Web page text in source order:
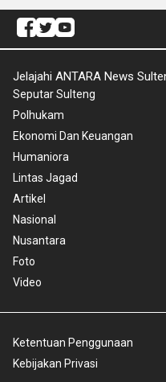
Jelajahi ANTARA News
Seputar Sulteng
Polhukam
Ekonomi Dan Keuangan
Humaniora
Lintas Jagad
Artikel
Nasional
Nusantara
Foto
Video
Ketentuan Penggunaan
Kebijakan Privasi